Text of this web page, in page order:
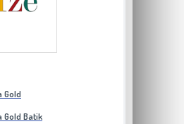
Gold
Gold Batik